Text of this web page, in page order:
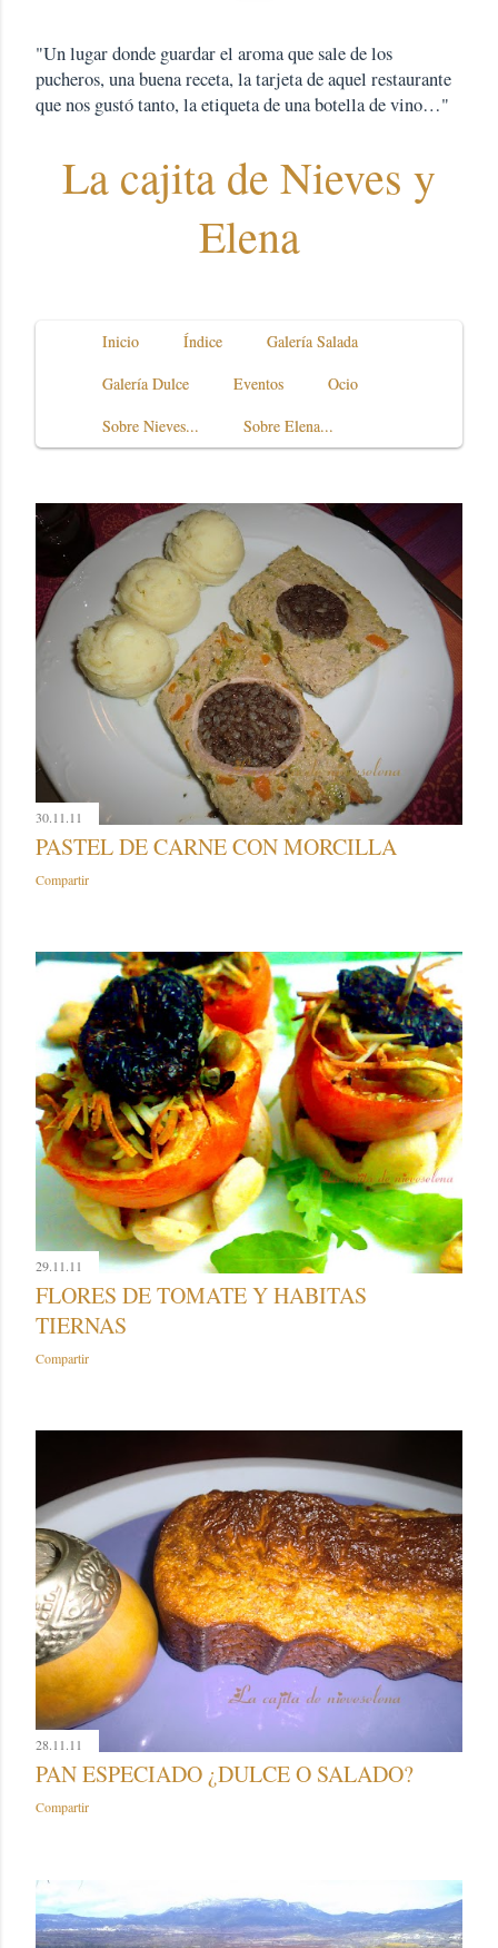
"Un lugar donde guardar el aroma que sale de los
pucheros, una buena receta, la tarjeta de aquel restaurante
que nos gustó tanto, la etiqueta de una botella de vino…"
La cajita de Nieves y
Elena
Inicio Índice
Galería Salada
Galería Dulce
Eventos
Ocio
Sobre Nieves...
Sobre Elena...
30.11.11
PASTEL DE CARNE CON MORCILLA
Compartir
29.11.11
FLORES DE TOMATE Y HABITAS
TIERNAS
Compartir
28.11.11
PAN ESPECIADO ¿DULCE O SALADO?
Compartir